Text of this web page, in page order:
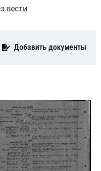
вести
Добавить документы